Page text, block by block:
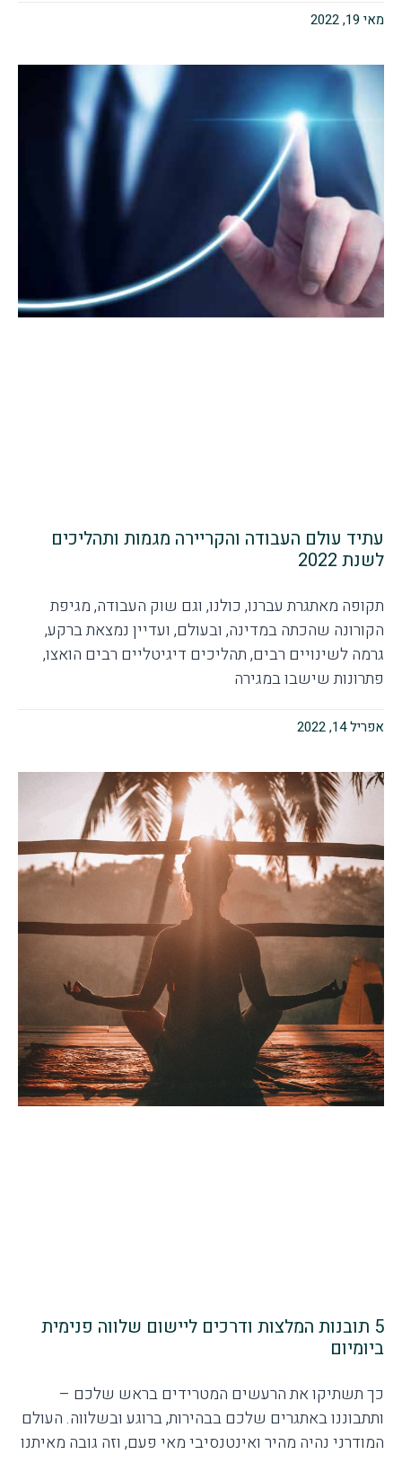
מאי 19, 2022
עתיד עולם העבודה והקריירה מגמות ותהליכים
לשנת 2022
תקופה מאתגרת עברנו, כולנו, וגם שוק העבודה, מגיפת
הקורונה שהכתה במדינה, ובעולם, ועדיין נמצאת ברקע,
גרמה לשינויים רבים, תהליכים דיגיטליים רבים הואצו,
פתרונות שישבו במגירה
אפריל 14, 2022
5 תובנות המלצות ודרכים ליישום שלווה פנימית
ביומיום
כך תשתיקו את הרעשים המטרידים בראש שלכם –
ותתבוננו באתגרים שלכם בבהירות, ברוגע ובשלווה. העולם
המודרני נהיה מהיר ואינטנסיבי מאי פעם, וזה גובה מאיתנו